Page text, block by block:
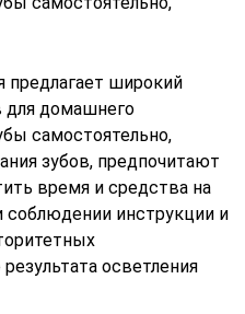
предлагает широкий
для домашнего
самостоятельно,
зубов, предпочитают
время и средства на
соблюдении инструкции и
осветления